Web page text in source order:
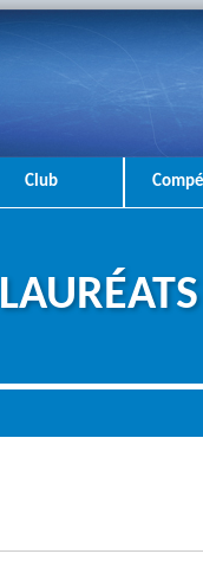
Club